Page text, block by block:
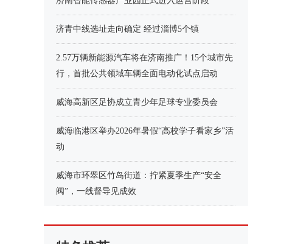
济青中线选址走向确定 经过淄博5个镇
2.57万辆新能源汽车将在济南推广！15个城市先
行，首批公共领域车辆全面电动化试点启动
威海高新区足协成立青少年足球专业委员会
威海临港区举办2026年暑假“高校学子看家乡”活
动
威海市环翠区竹岛街道：拧紧夏季生产“安全
阀”，一线督导见成效